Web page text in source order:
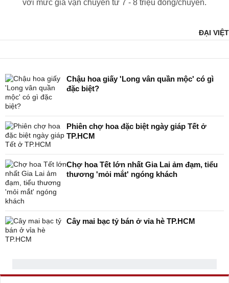
với mức giá vận chuyển từ 7 - 8 triệu đồng/chuyến.
ĐẠI VIỆT
Chậu hoa giấy 'Long vân quần mộc' có gì
đặc biệt?
Phiên chợ hoa đặc biệt ngày giáp Tết ở
TP.HCM
Chợ hoa Tết lớn nhất Gia Lai ảm đạm, tiểu
thương 'mỏi mắt' ngóng khách
Cây mai bạc tỷ bán ở vỉa hè TP.HCM